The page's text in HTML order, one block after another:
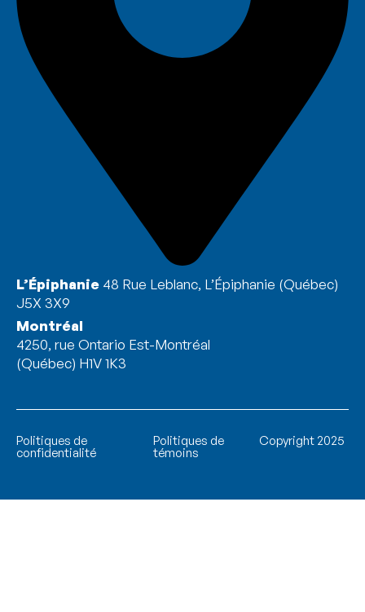
L’Épiphanie 48 Rue Leblanc, L’Épiphanie (Québec)
J5X 3X9
Montréal
4250, rue Ontario Est-Montréal
(Québec) H1V 1K3
Politiques de
confidentialité
Politiques de
témoins
Copyright 2025